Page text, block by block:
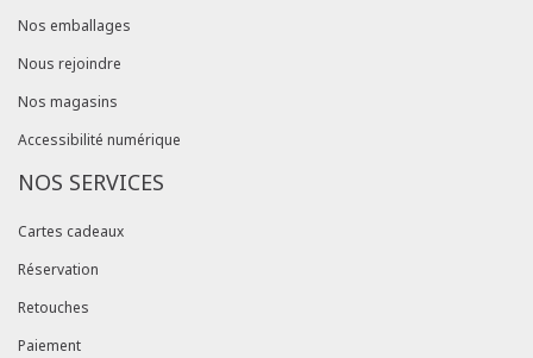
Nos emballages
Nous rejoindre
Nos magasins
Accessibilité numérique
NOS SERVICES
Cartes cadeaux
Réservation
Retouches
Paiement